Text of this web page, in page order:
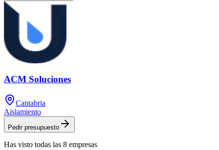
ACM Soluciones
Cantabria
Aislamiento
Pedir presupuesto
Has visto todas las 8 empresas